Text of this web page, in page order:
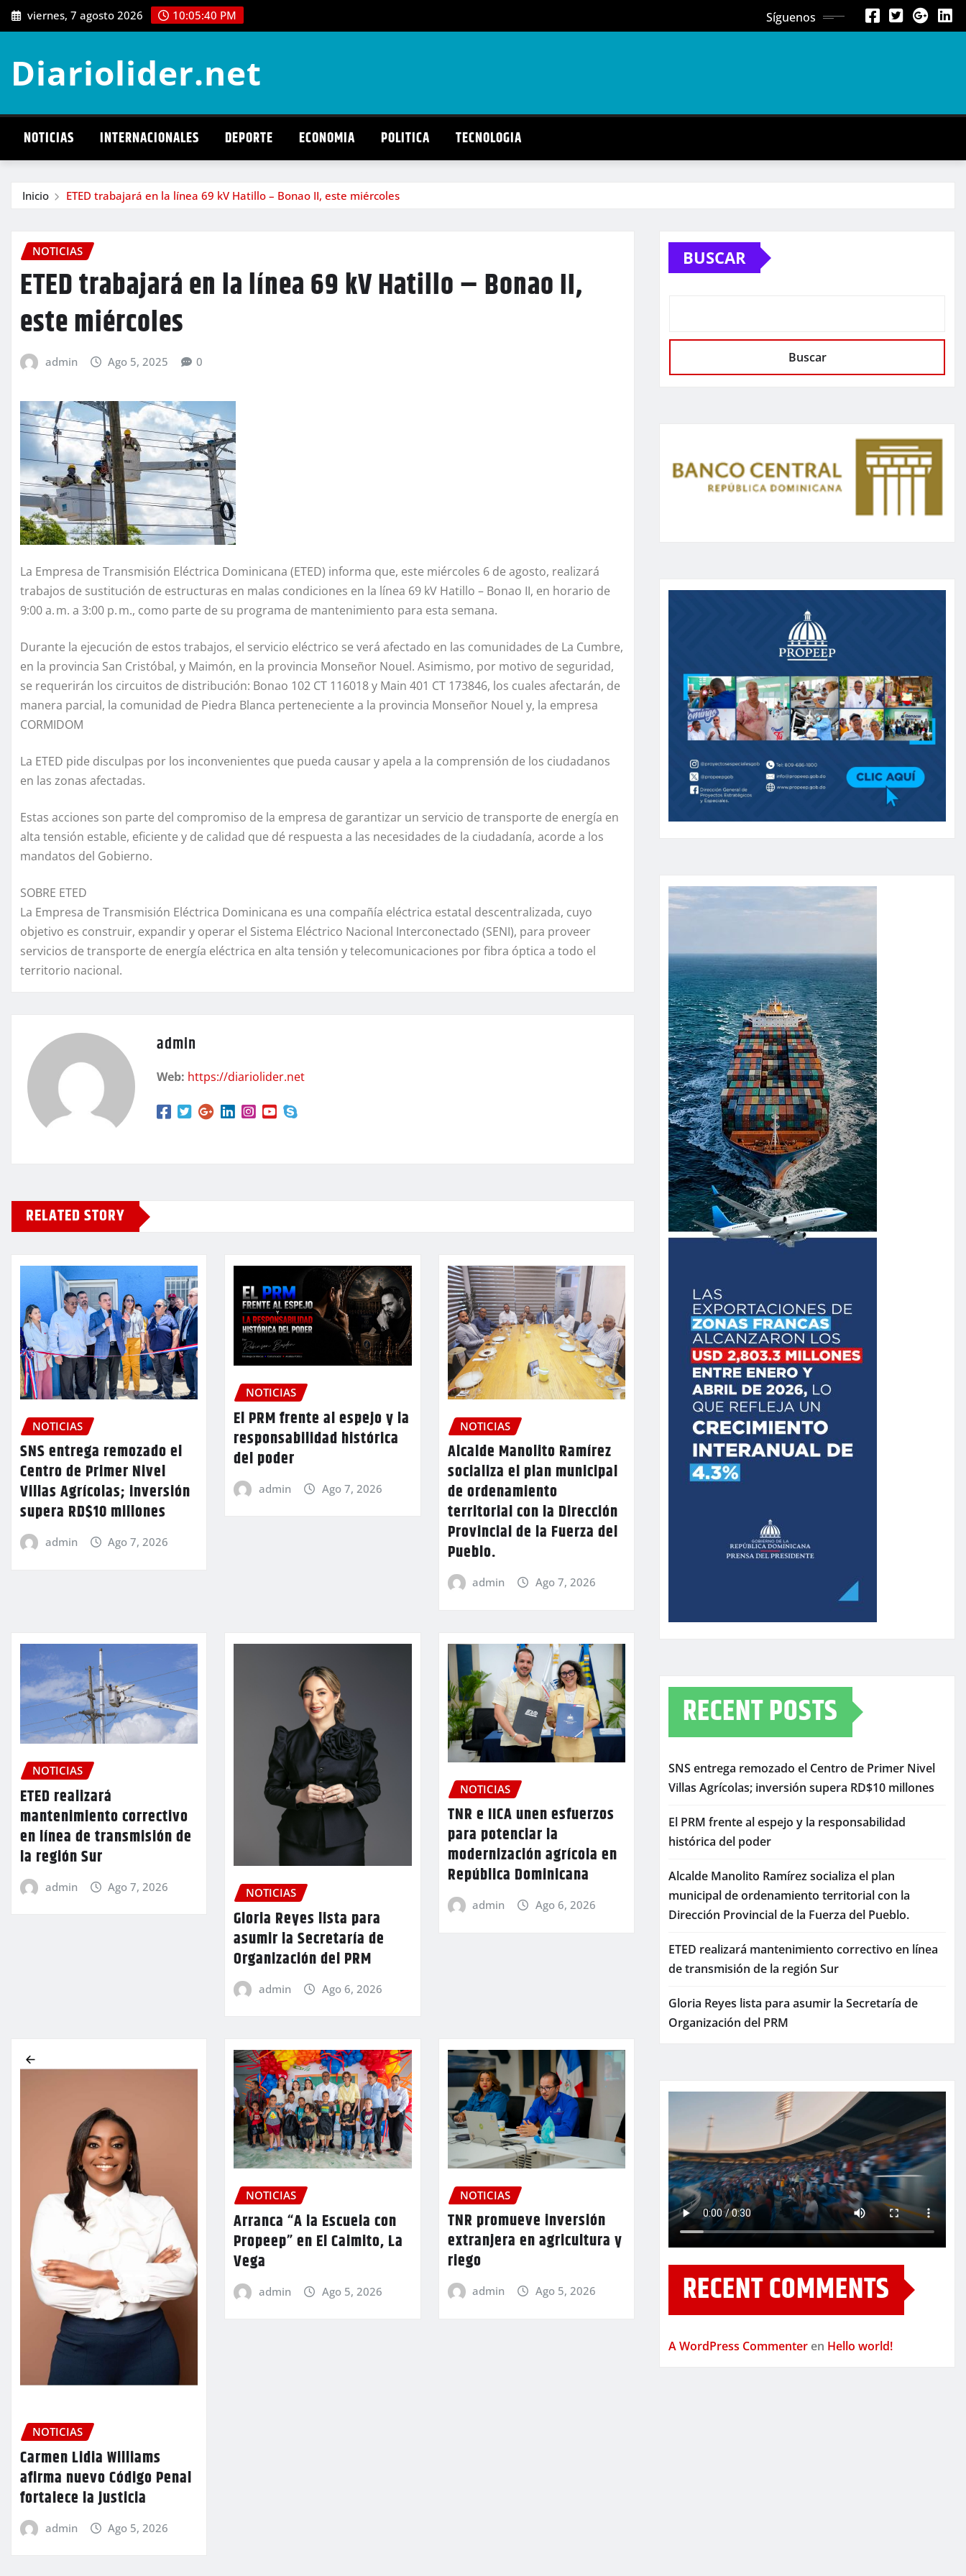
Saltar
al
viernes, 7 agosto 2026 10:05:42 PM Síguenos
Diariolider.net
NOTICIAS INTERNACIONALES DEPORTE ECONOMIA POLITICA TECNOLOGIA
Inicio ETED trabajará en la línea 69 kV Hatillo – Bonao II, este miércoles
NOTICIAS
ETED trabajará en la línea 69 kV Hatillo – Bonao II,
este miércoles
admin Ago 5, 2025 0
La Empresa de Transmisión Eléctrica Dominicana (ETED) informa que, este miércoles 6 de agosto, realizará
trabajos de sustitución de estructuras en malas condiciones en la línea 69 kV Hatillo – Bonao II, en horario de
9:00 a. m. a 3:00 p. m., como parte de su programa de mantenimiento para esta semana.
Durante la ejecución de estos trabajos, el servicio eléctrico se verá afectado en las comunidades de La Cumbre,
en la provincia San Cristóbal, y Maimón, en la provincia Monseñor Nouel. Asimismo, por motivo de seguridad,
se requerirán los circuitos de distribución: Bonao 102 CT 116018 y Main 401 CT 173846, los cuales afectarán, de
manera parcial, la comunidad de Piedra Blanca perteneciente a la provincia Monseñor Nouel y, la empresa
CORMIDOM
La ETED pide disculpas por los inconvenientes que pueda causar y apela a la comprensión de los ciudadanos
en las zonas afectadas.
Estas acciones son parte del compromiso de la empresa de garantizar un servicio de transporte de energía en
alta tensión estable, eficiente y de calidad que dé respuesta a las necesidades de la ciudadanía, acorde a los
mandatos del Gobierno.
SOBRE ETED
La Empresa de Transmisión Eléctrica Dominicana es una compañía eléctrica estatal descentralizada, cuyo
objetivo es construir, expandir y operar el Sistema Eléctrico Nacional Interconectado (SENI), para proveer
servicios de transporte de energía eléctrica en alta tensión y telecomunicaciones por fibra óptica a todo el
territorio nacional.
admin
Web: https://diariolider.net
RELATED STORY
NOTICIAS
SNS entrega remozado el
Centro de Primer Nivel
Villas Agrícolas; inversión
supera RD$10 millones
admin Ago 7, 2026
NOTICIAS
El PRM frente al espejo y la
responsabilidad histórica
del poder
admin Ago 7, 2026
NOTICIAS
Alcalde Manolito Ramírez
socializa el plan municipal
de ordenamiento
territorial con la Dirección
Provincial de la Fuerza del
Pueblo.
admin Ago 7, 2026
NOTICIAS
ETED realizará
mantenimiento correctivo
en línea de transmisión de
la región Sur
admin Ago 7, 2026 NOTICIAS
Gloria Reyes lista para
asumir la Secretaría de
Organización del PRM
admin Ago 6, 2026
NOTICIAS
TNR e IICA unen esfuerzos
para potenciar la
modernización agrícola en
República Dominicana
admin Ago 6, 2026
NOTICIAS
Carmen Lidia Williams
afirma nuevo Código Penal
fortalece la justicia
admin Ago 5, 2026
NOTICIAS
Arranca “A la Escuela con
Propeep” en El Caimito, La
Vega
admin Ago 5, 2026
NOTICIAS
TNR promueve inversión
extranjera en agricultura y
riego
admin Ago 5, 2026
BUSCAR
Buscar
RECENT POSTS
SNS entrega remozado el Centro de Primer Nivel
Villas Agrícolas; inversión supera RD$10 millones
El PRM frente al espejo y la responsabilidad
histórica del poder
Alcalde Manolito Ramírez socializa el plan
municipal de ordenamiento territorial con la
Dirección Provincial de la Fuerza del Pueblo.
ETED realizará mantenimiento correctivo en línea
de transmisión de la región Sur
Gloria Reyes lista para asumir la Secretaría de
Organización del PRM
RECENT COMMENTS
A WordPress Commenter en Hello world!